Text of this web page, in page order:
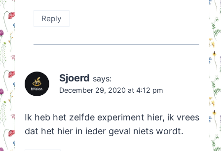
Reply
Sjoerd says:
December 29, 2020 at 4:12 pm
Ik heb het zelfde experiment hier, ik vrees
dat het hier in ieder geval niets wordt.